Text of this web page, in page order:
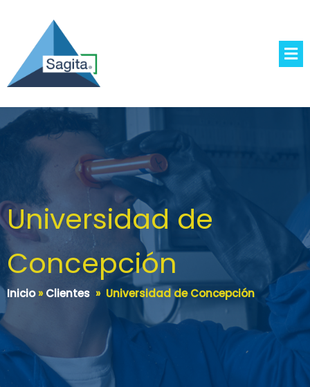
Universidad de
Concepción
Inicio»Clientes » Universidad de Concepción